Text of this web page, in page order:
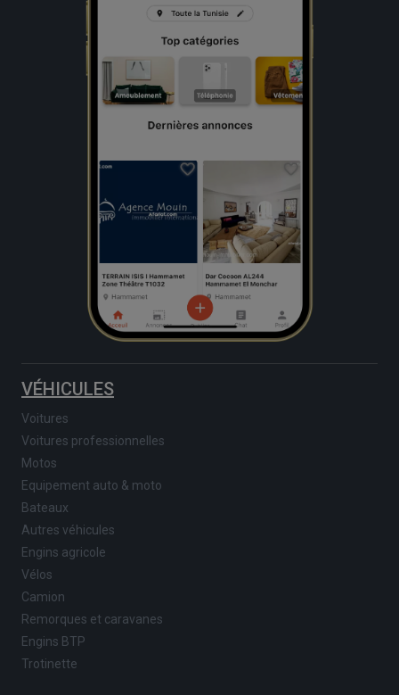
VÉHICULES
Voitures
Voitures professionnelles
Motos
Equipement auto & moto
Bateaux
Autres véhicules
Engins agricole
Vélos
Camion
Remorques et caravanes
Engins BTP
Trotinette